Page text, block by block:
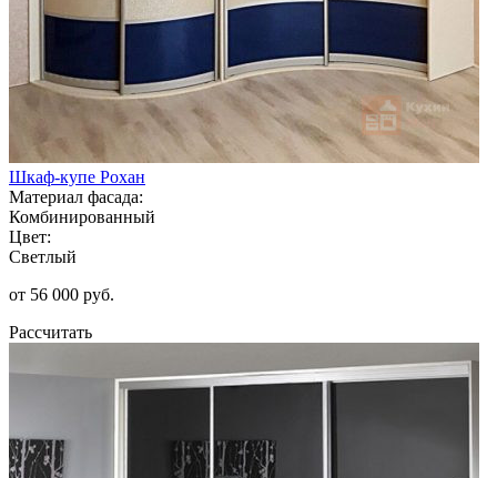
Шкаф-купе Рохан
Материал фасада:
Комбинированный
Цвет:
Светлый
от 56 000 руб.
Рассчитать